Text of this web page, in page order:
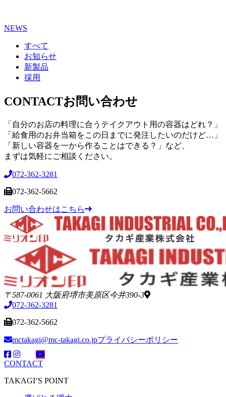
NEWS
すべて
お知らせ
新製品
採用
CONTACTお問い合わせ
「自分のお店の料理に合うテイクアウト用の容器はどれ？」
「給食用のお弁当箱をこの日までに発注したいのだけど…」
「新しい容器を一から作ることはできる？」など、
まずは気軽にご相談ください。
072-362-3281
072-362-5662
お問い合わせはこちら
〒587-0061 大阪府堺市美原区今井390-3
072-362-3281
072-362-5662
mctakagi@mc-takagi.co.jpプライバシーポリシー
CONTACT
TAKAGI’S POINT